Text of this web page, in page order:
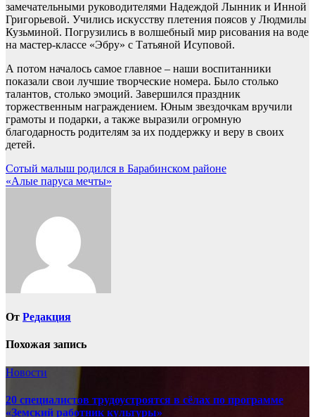
замечательными руководителями Надеждой Лынник и Инной
Григорьевой. Учились искусству плетения поясов у Людмилы
Кузьминой. Погрузились в волшебный мир рисования на воде
на мастер-классе «Эбру» с Татьяной Исуповой.
А потом началось самое главное – наши воспитанники
показали свои лучшие творческие номера. Было столько
талантов, столько эмоций. Завершился праздник
торжественным награждением. Юным звездочкам вручили
грамоты и подарки, а также выразили огромную
благодарность родителям за их поддержку и веру в своих
детей.
Навигация
по
Сотый малыш родился в Барабинском районе
«Алые паруса мечты»
От Редакция
Похожая запись
Новости
20 специалистов трудоустроятся в сёлах по программе
«Земский работник культуры»